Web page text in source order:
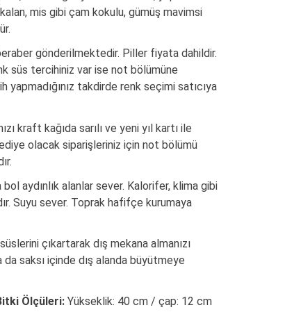
mis gibi çam kokulu, gümüş mavimsi
gönderilmektedir. Piller fiyata dahildir.
süs tercihiniz var ise not bölümüne
yapmadığınız takdirde renk seçimi satıcıya
kraft kağıda sarılı ve yeni yıl kartı ile
olacak siparişleriniz için not bölümü
aydınlık alanlar sever. Kalorifer, klima gibi
Suyu sever. Toprak hafifçe kurumaya
çıkartarak dış mekana almanızı
saksı içinde dış alanda büyütmeye
Ölçüleri: Yükseklik: 40 cm / çap: 12 cm